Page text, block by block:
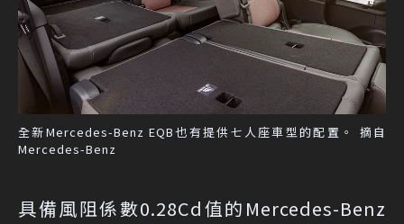
全新Mercedes-Benz EQB也有提供七人座車型的配置。 摘自
Mercedes-Benz
具備風阻係數0.28Cd值的Mercedes-Benz